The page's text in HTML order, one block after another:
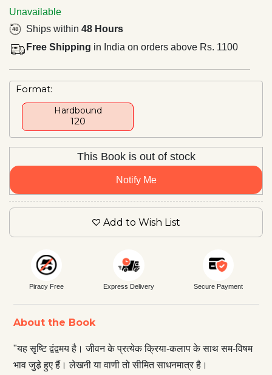
Unavailable
Ships within 48 Hours
Free Shipping in India on orders above Rs. 1100
Format:
Hardbound
₹120
This Book is out of stock
Notify Me
Add to Wish List
Piracy Free Express Delivery Secure Payment
About the Book
"यह सृष्टि द्वंद्वमय है। जीवन के प्रत्येक क्रिया-कलाप के साथ सम-विषम
भाव जुडे़ हुए हैं। लेखनी या वाणी तो सीमित साधनमात्र है।